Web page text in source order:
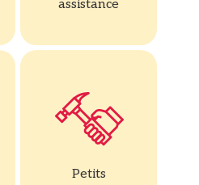
assistance
Petits